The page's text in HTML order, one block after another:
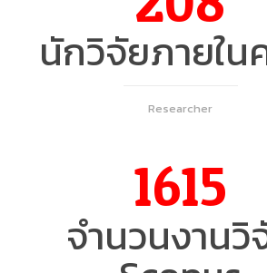
นักวิจัยภายใ
Researcher
1615
จำนวนงานวิ